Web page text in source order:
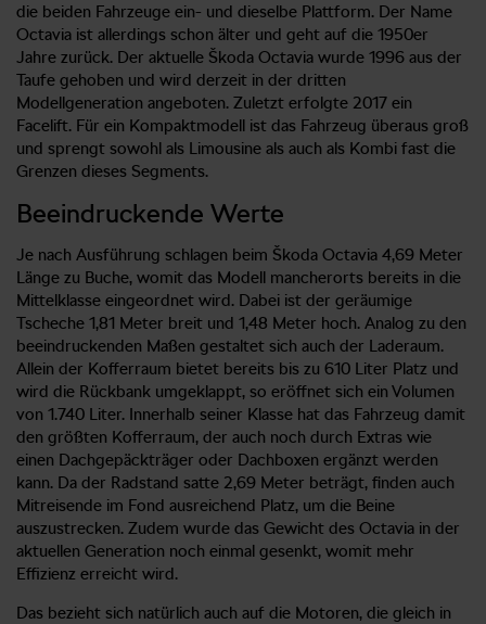
die beiden Fahrzeuge ein- und dieselbe Plattform. Der Name
Octavia ist allerdings schon älter und geht auf die 1950er
Jahre zurück. Der aktuelle Škoda Octavia wurde 1996 aus der
Taufe gehoben und wird derzeit in der dritten
Modellgeneration angeboten. Zuletzt erfolgte 2017 ein
Facelift. Für ein Kompaktmodell ist das Fahrzeug überaus groß
und sprengt sowohl als Limousine als auch als Kombi fast die
Grenzen dieses Segments.
Beeindruckende Werte
Je nach Ausführung schlagen beim Škoda Octavia 4,69 Meter
Länge zu Buche, womit das Modell mancherorts bereits in die
Mittelklasse eingeordnet wird. Dabei ist der geräumige
Tscheche 1,81 Meter breit und 1,48 Meter hoch. Analog zu den
beeindruckenden Maßen gestaltet sich auch der Laderaum.
Allein der Kofferraum bietet bereits bis zu 610 Liter Platz und
wird die Rückbank umgeklappt, so eröffnet sich ein Volumen
von 1.740 Liter. Innerhalb seiner Klasse hat das Fahrzeug damit
den größten Kofferraum, der auch noch durch Extras wie
einen Dachgepäckträger oder Dachboxen ergänzt werden
kann. Da der Radstand satte 2,69 Meter beträgt, finden auch
Mitreisende im Fond ausreichend Platz, um die Beine
auszustrecken. Zudem wurde das Gewicht des Octavia in der
aktuellen Generation noch einmal gesenkt, womit mehr
Effizienz erreicht wird.
Das bezieht sich natürlich auch auf die Motoren, die gleich in